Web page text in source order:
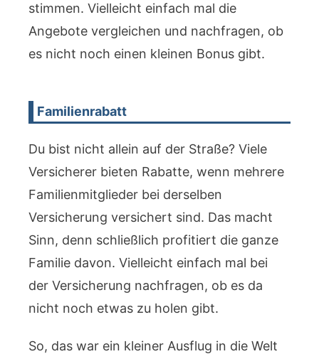
stimmen. Vielleicht einfach mal die
Angebote vergleichen und nachfragen, ob
es nicht noch einen kleinen Bonus gibt.
Familienrabatt
Du bist nicht allein auf der Straße? Viele
Versicherer bieten Rabatte, wenn mehrere
Familienmitglieder bei derselben
Versicherung versichert sind. Das macht
Sinn, denn schließlich profitiert die ganze
Familie davon. Vielleicht einfach mal bei
der Versicherung nachfragen, ob es da
nicht noch etwas zu holen gibt.
So, das war ein kleiner Ausflug in die Welt